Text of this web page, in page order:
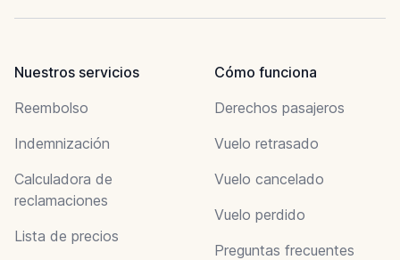
Nuestros servicios
Reembolso
Indemnización
Calculadora de
reclamaciones
Lista de precios
Cómo funciona
Derechos pasajeros
Vuelo retrasado
Vuelo cancelado
Vuelo perdido
Preguntas frecuentes